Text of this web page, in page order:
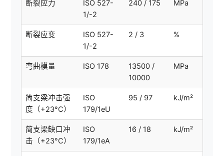
断裂应力
ISO 527-
1/-2
240 / 175 MPa
断裂应变
ISO 527-
1/-2
2 / 3 %
弯曲模量 ISO 178
13500 /
10000
MPa
简支梁冲击强
度（+23°C）
ISO
179/1eU
95 / 97 kJ/m²
简支梁缺口冲
击（+23°C）
ISO
179/1eA
16 / 18 kJ/m²